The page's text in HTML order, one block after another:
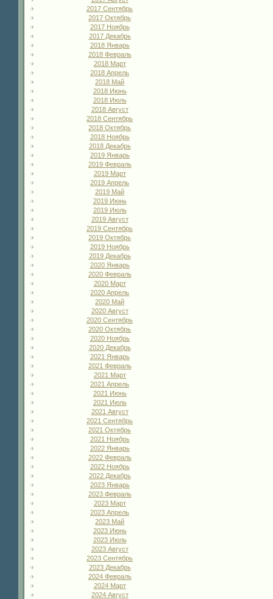
2017 Сентябрь
2017 Октябрь
2017 Ноябрь
2017 Декабрь
2018 Январь
2018 Февраль
2018 Март
2018 Апрель
2018 Май
2018 Июнь
2018 Июль
2018 Август
2018 Сентябрь
2018 Октябрь
2018 Ноябрь
2018 Декабрь
2019 Январь
2019 Февраль
2019 Март
2019 Апрель
2019 Май
2019 Июнь
2019 Июль
2019 Август
2019 Сентябрь
2019 Октябрь
2019 Ноябрь
2019 Декабрь
2020 Январь
2020 Февраль
2020 Март
2020 Апрель
2020 Май
2020 Август
2020 Сентябрь
2020 Октябрь
2020 Ноябрь
2020 Декабрь
2021 Январь
2021 Февраль
2021 Март
2021 Апрель
2021 Июнь
2021 Июль
2021 Август
2021 Сентябрь
2021 Октябрь
2021 Ноябрь
2022 Январь
2022 Февраль
2022 Ноябрь
2022 Декабрь
2023 Январь
2023 Февраль
2023 Март
2023 Апрель
2023 Май
2023 Июнь
2023 Июль
2023 Август
2023 Сентябрь
2023 Декабрь
2024 Февраль
2024 Март
2024 Август